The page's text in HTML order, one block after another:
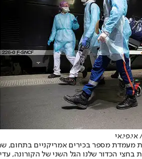
מעמדת מספר בכירים אמריקניים בתחום,
הכדור שלנו הגל השני של הקורונה,